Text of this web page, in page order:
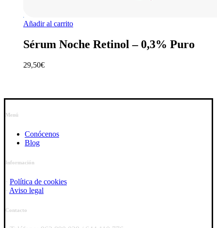
Añadir al carrito
Sérum Noche Retinol – 0,3% Puro
29,50€
Menú
Conócenos
Blog
Información
· Política de cookies
· Aviso legal
Contacto